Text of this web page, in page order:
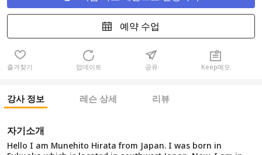
예약 수업
즐겨찾기 업데이트 공유 Keep메모
강사 정보 레슨 상세 리뷰
자기소개
Hello I am Munehito Hirata from Japan. I was born in